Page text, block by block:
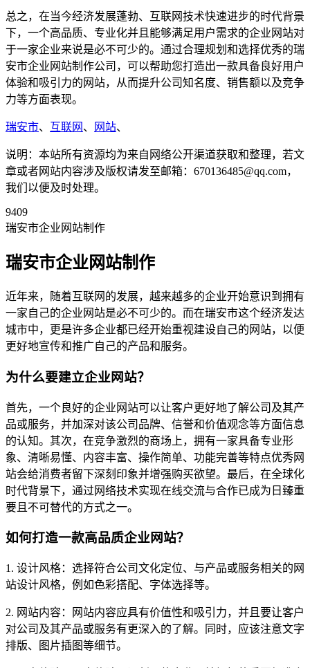
总之，在当今经济发展蓬勃、互联网技术快速进步的时代背景
下，一个高品质、专业化并且能够满足用户需求的企业网站对
于一家企业来说是必不可少的。通过合理规划和选择优秀的瑞
安市企业网站制作公司，可以帮助您打造出一款具备良好用户
体验和吸引力的网站，从而提升公司知名度、销售额以及竞争
力等方面表现。
瑞安市、 互联网 、 网站、
说明：本站所有资源均为来自网络公开渠道获取和整理，若文
章或者网站内容涉及版权请发至邮箱：670136485@qq.com，
我们以便及时处理。
9409
瑞安市企业网站制作
瑞安市企业网站制作
近年来，随着互联网的发展，越来越多的企业开始意识到拥有
一家自己的企业网站是必不可少的。而在瑞安市这个经济发达
城市中，更是许多企业都已经开始重视建设自己的网站，以便
更好地宣传和推广自己的产品和服务。
为什么要建立企业网站？
首先，一个良好的企业网站可以让客户更好地了解公司及其产
品或服务，并加深对该公司品牌、信誉和价值观念等方面信息
的认知。其次，在竞争激烈的商场上，拥有一家具备专业形
象、清晰易懂、内容丰富、操作简单、功能完善等特点优秀网
站会给消费者留下深刻印象并增强购买欲望。最后，在全球化
时代背景下，通过网络技术实现在线交流与合作已成为日臻重
要且不可替代的方式之一。
如何打造一款高品质企业网站？
1. 设计风格：选择符合公司文化定位、与产品或服务相关的网
站设计风格，例如色彩搭配、字体选择等。
2. 网站内容：网站内容应具有价值性和吸引力，并且要让客户
对公司及其产品或服务有更深入的了解。同时，应该注意文字
排版、图片插图等细节。